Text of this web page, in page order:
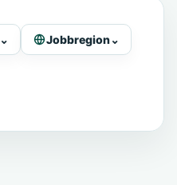
⌄ Jobbregion⌄